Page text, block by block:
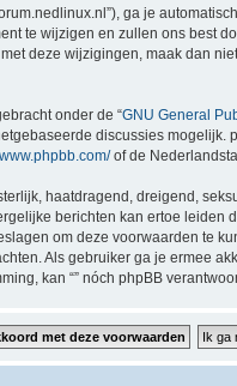
forum.nedlinux.nl”), ga je
te wijzigen en zullen ons best
deze wijzigingen, maak dan
onder de “GNU General
discussies
of de
haatdragend, dreigend,
berichten kan ertoe
om deze voorwaarden te
Als gebruiker ga je ermee
kan “” nóch phpBB